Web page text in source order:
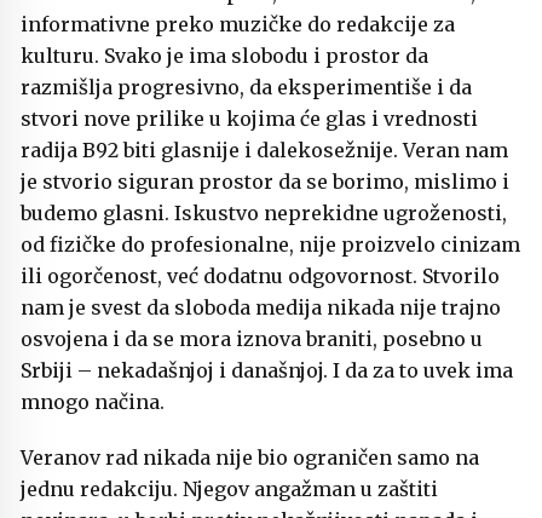
informativne preko muzičke do redakcije za
kulturu. Svako je ima slobodu i prostor da
razmišlja progresivno, da eksperimentiše i da
stvori nove prilike u kojima će glas i vrednosti
radija B92 biti glasnije i dalekosežnije. Veran nam
je stvorio siguran prostor da se borimo, mislimo i
budemo glasni. Iskustvo neprekidne ugroženosti,
od fizičke do profesionalne, nije proizvelo cinizam
ili ogorčenost, već dodatnu odgovornost. Stvorilo
nam je svest da sloboda medija nikada nije trajno
osvojena i da se mora iznova braniti, posebno u
Srbiji – nekadašnjoj i današnjoj. I da za to uvek ima
mnogo načina.
Veranov rad nikada nije bio ograničen samo na
jednu redakciju. Njegov angažman u zaštiti